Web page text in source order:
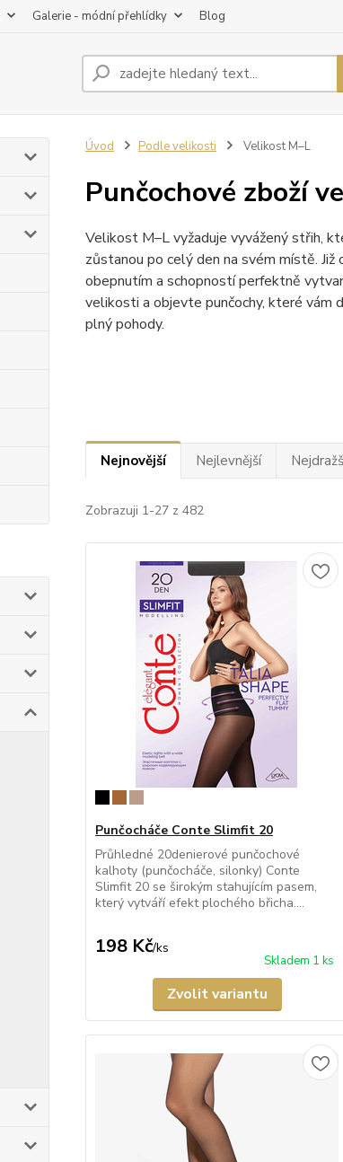
Galerie - módní přehlídky Blog
Úvod Podle velikosti Velikost M–L
Punčochové zboží
Velikost M–L vyžaduje vyvážený střih,
zůstanou po celý den na svém místě.
obepnutím a schopností perfektně
velikosti a objevte punčochy, které vám
plný pohody.
Nejnovější Nejlevnější
Zobrazuji 1-27 z 482
Punčocháče Conte Slimfit 20
Průhledné 20denierové punčochové
kalhoty (punčocháče, silonky) Conte
Slimfit 20 se širokým stahujícím pasem,
který vytváří efekt plochého břicha....
198 Kč/ks
Skladem 1 ks
Zvolit variantu